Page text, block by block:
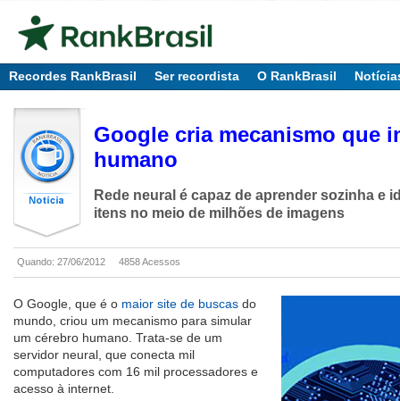
Recordes RankBrasil Ser recordista O RankBrasil
Google cria mecanismo que
humano
Rede neural é capaz de aprender sozinha e
itens no meio de milhões de imagens
Quando: 27/06/2012 4858 Acessos
O Google, que é o maior site de buscas do
mundo, criou um mecanismo para simular
um cérebro humano. Trata-se de um
servidor neural, que conecta mil
computadores com 16 mil processadores e
acesso à internet.